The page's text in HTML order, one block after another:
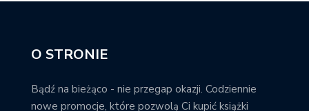
O STRONIE
Bądź na bieżąco - nie przegap okazji. Codziennie
nowe promocje, które pozwolą Ci kupić książki